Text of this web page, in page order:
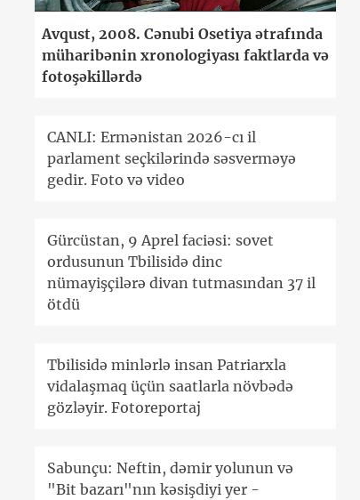
Avqust, 2008. Cənubi Osetiya ətrafında
müharibənin xronologiyası faktlarda və
fotoşəkillərdə
CANLI: Ermənistan 2026-cı il
parlament seçkilərində səsverməyə
gedir. Foto və video
Gürcüstan, 9 Aprel faciəsi: sovet
ordusunun Tbilisidə dinc
nümayişçilərə divan tutmasından 37 il
ötdü
Tbilisidə minlərlə insan Patriarxla
vidalaşmaq üçün saatlarla növbədə
gözləyir. Fotoreportaj
Sabunçu: Neftin, dəmir yolunun və
"Bit bazarı"nın kəsişdiyi yer -